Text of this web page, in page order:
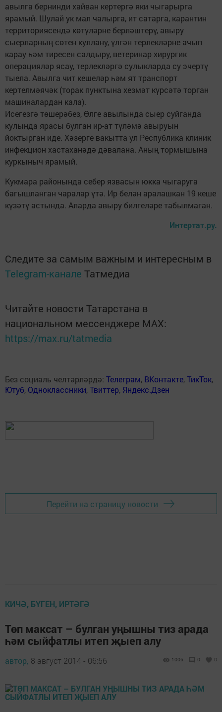
авылга бернинди хайван кертергә яки чыгарырга
ярамый. Шулай ук мал чалырга, ит сатарга, карантин
территориясендә көтүләрне берләштерү, авыру
сыерларның сөтен куллану, үлгән терлекләрне ачып
карау һәм тиресен салдыру, ветеринар хирургик
операцияләр ясау, терлекләргә сулыкларда су эчертү
тыела. Авылга чит кешеләр һәм ят транспорт
кертелмәячәк (торак пунктына хезмәт күрсәтә торган
машиналардан кала).
Исегезгә төшерәбез, Өлге авылында сыер суйганда
кулында ярасы булган ир-ат түләмә авыруын
йоктырган иде. Хәзерге вакытта ул Республика клиник
инфекцион хастаханәдә дәвалана. Аның тормышына
куркыныч ярамый.
Кукмара районында себер язвасын юкка чыгаруга
багышланган чаралар үтә. Ир белән аралашкан 19 кеше
күзәтү астында. Аларда авыру билгеләре табылмаган.
Интертат.ру.
Следите за самым важным и интересным в
Telegram-канале Татмедиа
Читайте новости Татарстана в
национальном мессенджере MАХ:
https://max.ru/tatmedia
Без социаль челтәрләрдә: Телеграм, ВКонтакте,ТикТок,
Ютуб, Одноклассники,Твиттер, Яндекс.Дзен
Перейти на страницу новости
КИЧӘ, БҮГЕН, ИРТӘГӘ
Төп максат – булган уңышны тиз арада
һәм сыйфатлы итеп җыеп алу
автор, 8 август 2014 - 06:56 1006 0 0